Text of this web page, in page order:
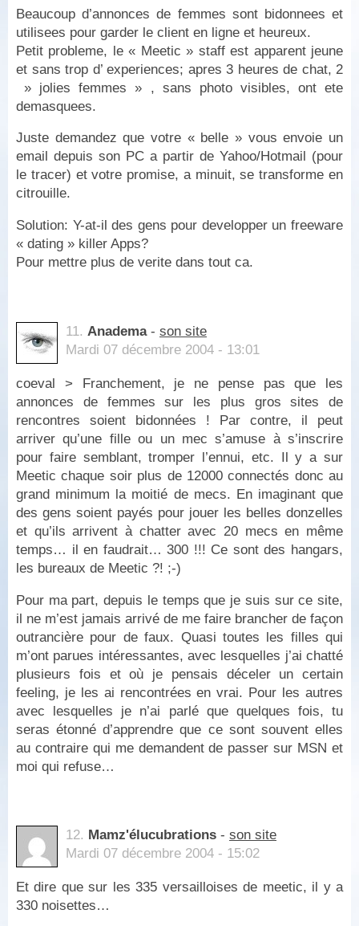
Beaucoup d’annonces de femmes sont bidonnees et
utilisees pour garder le client en ligne et heureux.
Petit probleme, le « Meetic » staff est apparent jeune
et sans trop d’ experiences; apres 3 heures de chat, 2
» jolies femmes » , sans photo visibles, ont ete
demasquees.
Juste demandez que votre « belle » vous envoie un
email depuis son PC a partir de Yahoo/Hotmail (pour
le tracer) et votre promise, a minuit, se transforme en
citrouille.
Solution: Y-at-il des gens pour developper un freeware
« dating » killer Apps?
Pour mettre plus de verite dans tout ca.
11. Anadema- son site
Mardi 07 décembre 2004 - 13:01
coeval > Franchement, je ne pense pas que les
annonces de femmes sur les plus gros sites de
rencontres soient bidonnées ! Par contre, il peut
arriver qu’une fille ou un mec s’amuse à s’inscrire
pour faire semblant, tromper l’ennui, etc. Il y a sur
Meetic chaque soir plus de 12000 connectés donc au
grand minimum la moitié de mecs. En imaginant que
des gens soient payés pour jouer les belles donzelles
et qu’ils arrivent à chatter avec 20 mecs en même
temps… il en faudrait… 300 !!! Ce sont des hangars,
les bureaux de Meetic ?! ;-)
Pour ma part, depuis le temps que je suis sur ce site,
il ne m’est jamais arrivé de me faire brancher de façon
outrancière pour de faux. Quasi toutes les filles qui
m’ont parues intéressantes, avec lesquelles j’ai chatté
plusieurs fois et où je pensais déceler un certain
feeling, je les ai rencontrées en vrai. Pour les autres
avec lesquelles je n’ai parlé que quelques fois, tu
seras étonné d’apprendre que ce sont souvent elles
au contraire qui me demandent de passer sur MSN et
moi qui refuse…
12. Mamz'élucubrations - son site
Mardi 07 décembre 2004 - 15:02
Et dire que sur les 335 versailloises de meetic, il y a
330 noisettes…